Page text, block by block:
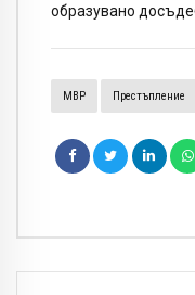
образувано
МВР Престъпление